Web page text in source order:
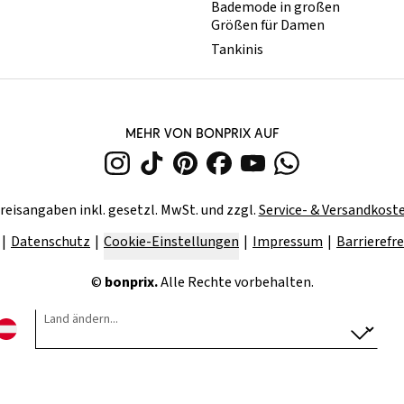
Bademode in großen
Größen für Damen
Tankinis
MEHR VON BONPRIX AUF
inkl. gesetzl. MwSt. und zzgl.Service- &
Datenschutz Cookie-Einstellungen Impressum
© bonprix.Alle Rechte vorbehalten.
Land ändern...